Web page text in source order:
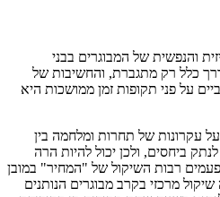
והנפשית של המבוגרים בבני
כלל רק מתגברת, והחשיבות של
על פני תקופות זמן ממושכות היא
עקרונות של תחרות ומלחמה בין
ביחסים, ולכן יכול להיות הרה
פעמים רבות השיקול של "המחיר" במובן
מרכזי בקרב מבוגרים הנותנים